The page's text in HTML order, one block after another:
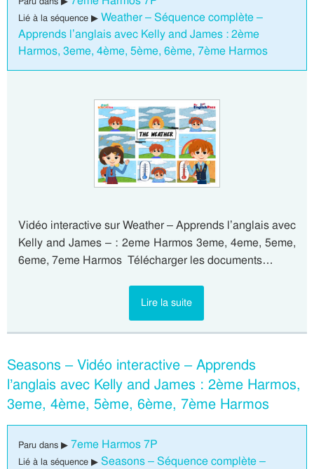
Lié à la séquence ▶ Weather – Séquence complète –
Apprends l’anglais avec Kelly and James : 2ème
Harmos, 3eme, 4ème, 5ème, 6ème, 7ème Harmos
Vidéo interactive sur Weather – Apprends l’anglais avec
Kelly and James – : 2eme Harmos 3eme, 4eme, 5eme,
6eme, 7eme Harmos Télécharger les documents…
Lire la suite
Seasons – Vidéo interactive – Apprends
l’anglais avec Kelly and James : 2ème Harmos,
3eme, 4ème, 5ème, 6ème, 7ème Harmos
Paru dans ▶ 7eme Harmos 7P
Lié à la séquence ▶ Seasons – Séquence complète –